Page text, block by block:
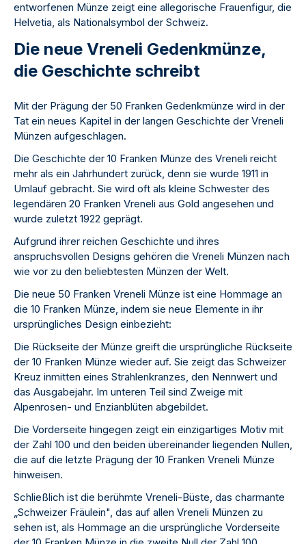
entworfenen Münze zeigt eine allegorische Frauenfigur, die
Helvetia, als Nationalsymbol der Schweiz.
Die neue Vreneli Gedenkmünze,
die Geschichte schreibt
Mit der Prägung der 50 Franken Gedenkmünze wird in der
Tat ein neues Kapitel in der langen Geschichte der Vreneli
Münzen aufgeschlagen.
Die Geschichte der 10 Franken Münze des Vreneli reicht
mehr als ein Jahrhundert zurück, denn sie wurde 1911 in
Umlauf gebracht. Sie wird oft als kleine Schwester des
legendären 20 Franken Vreneli aus Gold angesehen und
wurde zuletzt 1922 geprägt.
Aufgrund ihrer reichen Geschichte und ihres
anspruchsvollen Designs gehören die Vreneli Münzen nach
wie vor zu den beliebtesten Münzen der Welt.
Die neue 50 Franken Vreneli Münze ist eine Hommage an
die 10 Franken Münze, indem sie neue Elemente in ihr
ursprüngliches Design einbezieht:
Die Rückseite der Münze greift die ursprüngliche Rückseite
der 10 Franken Münze wieder auf. Sie zeigt das Schweizer
Kreuz inmitten eines Strahlenkranzes, den Nennwert und
das Ausgabejahr. Im unteren Teil sind Zweige mit
Alpenrosen- und Enzianblüten abgebildet.
Die Vorderseite hingegen zeigt ein einzigartiges Motiv mit
der Zahl 100 und den beiden übereinander liegenden Nullen,
die auf die letzte Prägung der 10 Franken Vreneli Münze
hinweisen.
Schließlich ist die berühmte Vreneli-Büste, das charmante
„Schweizer Fräulein", das auf allen Vreneli Münzen zu
sehen ist, als Hommage an die ursprüngliche Vorderseite